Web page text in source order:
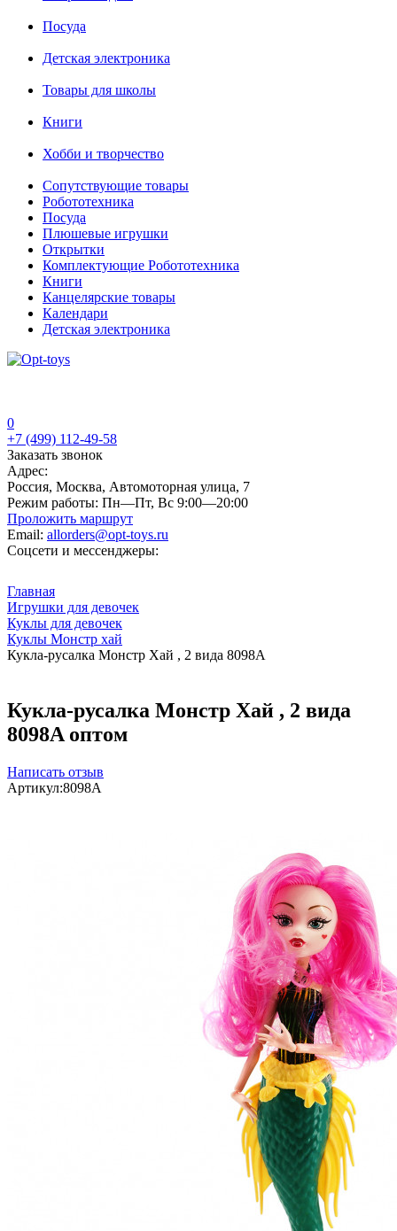
Посуда
Детская электроника
Товары для школы
Книги
Хобби и творчество
Сопутствующие товары
Робототехника
Посуда
Плюшевые игрушки
Открытки
Комплектующие Робототехника
Книги
Канцелярские товары
Календари
Детская электроника
0
+7 (499) 112-49-58
Заказать звонок
Адрес:
Россия, Москва, Автомоторная улица, 7
Режим работы: Пн—Пт, Вс 9:00—20:00
Проложить маршрут
Email: allorders@opt-toys.ru
Соцсети и мессенджеры:
Главная
Игрушки для девочек
Куклы для девочек
Куклы Монстр хай
Кукла-русалка Монстр Хай , 2 вида 8098A
Кукла-русалка Монстр Хай , 2 вида
8098A оптом
Написать отзыв
Артикул:8098A